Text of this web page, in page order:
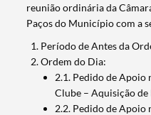
reunião ordinária da
Paços do Município com a
Período de Antes da
Ordem do Dia:
2.1. Pedido de Apoio
Clube – Aquisição de
2.2. Pedido de Apoio